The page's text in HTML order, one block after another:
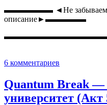
▬▬▬▬▬▬ ◄Не забываем
описание►▬▬▬▬▬
6 комментариев
Quantum Break —
университет (Акт